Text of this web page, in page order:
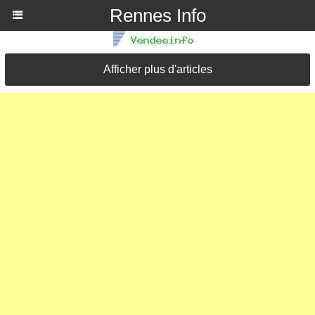
Rennes Info
Afficher plus d'articles